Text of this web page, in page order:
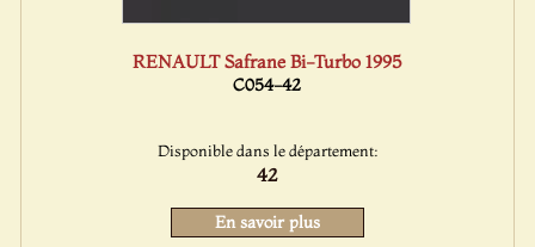
RENAULT Safrane Bi-Turbo 1995
C054-42
Disponible dans le département:
42
En savoir plus